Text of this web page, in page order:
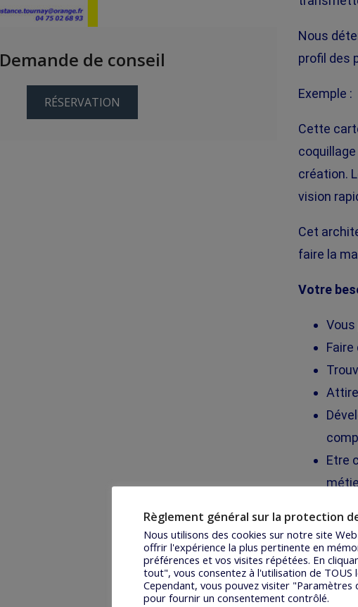
Demande de conseil
RÉSERVATION
Nous
profil des
Exemple :
Cette
création.
vision
Cet
faire la
Votre
Vous
Etre
Trois
vie.
Nous
Règlement général sur la protection
Nous utilisons des cookies sur notre site
offrir l'expérience la plus pertinente en
préférences et vos visites répétées. En
tout", vous consentez à l'utilisation de TOUS
Cependant, vous pouvez visiter "Paramètres
pour fournir un consentement contrôlé.